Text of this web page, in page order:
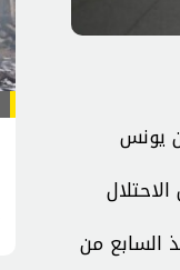
يونس
الاحتلال
العدوان الإسرائيلي إلى 40476 شهيدا و93647 إصابة منذ السابع من